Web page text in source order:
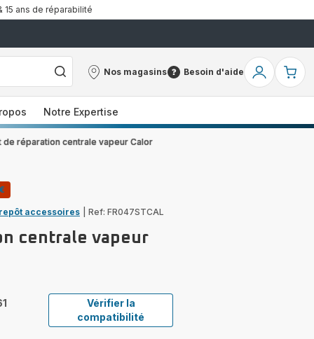
15 ans de réparabilité
Nos magasins
Nos
Besoin d'aide
Besoin
Mon
Notre Expertise
de réparation centrale vapeur Calor
accessoires Ref: FR047STCAL
centrale vapeur
Vérifier la
compatibilité